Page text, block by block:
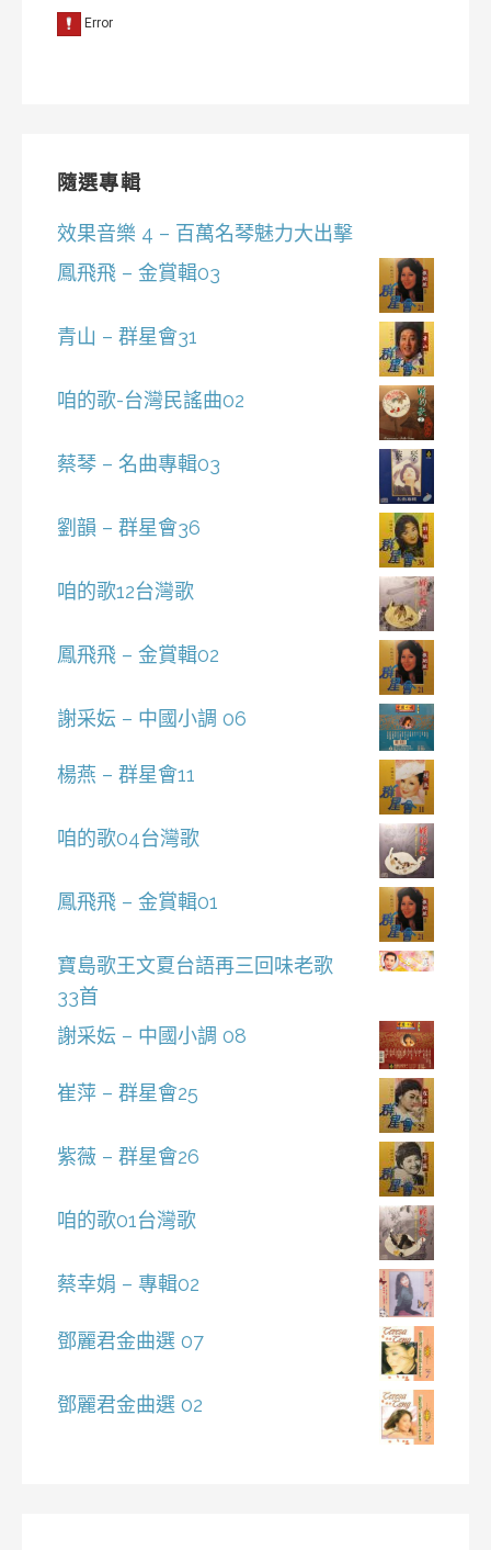
隨選專輯
效果音樂 4 – 百萬名琴魅力大出擊
鳳飛飛 – 金賞輯03
青山 – 群星會31
咱的歌-台灣民謠曲02
蔡琴 – 名曲專輯03
劉韻 – 群星會36
咱的歌12台灣歌
鳳飛飛 – 金賞輯02
謝采妘 – 中國小調 06
楊燕 – 群星會11
咱的歌04台灣歌
鳳飛飛 – 金賞輯01
寶島歌王文夏台語再三回味老歌
33首
謝采妘 – 中國小調 08
崔萍 – 群星會25
紫薇 – 群星會26
咱的歌01台灣歌
蔡幸娟 – 專輯02
鄧麗君金曲選 07
鄧麗君金曲選 02